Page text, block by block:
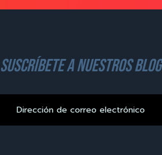
suscríbete a nuestros blog